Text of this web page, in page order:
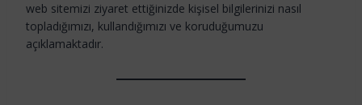
web sitemizi ziyaret ettiğinizde kişisel bilgilerinizi nasıl
topladığımızı, kullandığımızı ve koruduğumuzu
açıklamaktadır.